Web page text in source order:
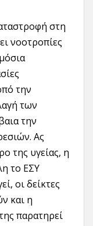
στη
νοοτροπίες
την
των
την
Ας
της υγείας, η
το ΕΣΥ
οι δείκτες
και η
παρατηρεί